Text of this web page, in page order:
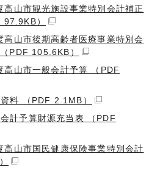
山市観光施設事業特別会計補正
）
山市後期高齢者医療事業特別会
PDF 105.6KB）
山市一般会計予算 （PDF
料 （PDF 2.1MB）
計予算財源充当表 （PDF
山市国民健康保険事業特別会計